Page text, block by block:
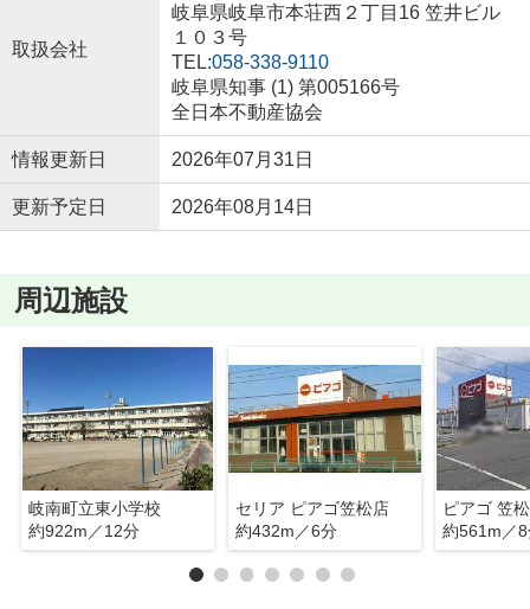
取扱会社
岐阜県岐阜市本荘西２丁目16 笠井ビル
１０３号
TEL:058-338-9110
岐阜県知事 (1) 第005166号
全日本不動産協会
情報更新日 2026年07月31日
更新予定日 2026年08月14日
周辺施設
岐南町立東小学校
約922m／12分
セリア ピアゴ笠松店
約432m／6分
ピアゴ 笠
約561m／